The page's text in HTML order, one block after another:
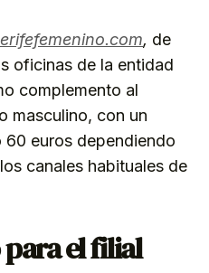
, de
oficinas de la entidad
complemento al
masculino, con un
euros dependiendo
canales habituales de
el filial